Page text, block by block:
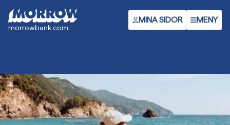
huvudinnehåll
morrowbank.com
MINA SIDOR MENY